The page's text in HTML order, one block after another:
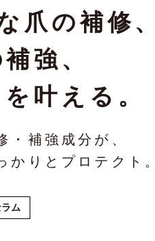
爪の補修、
強、
叶える。
・補強成分が、
かりとプロテクト。
ム